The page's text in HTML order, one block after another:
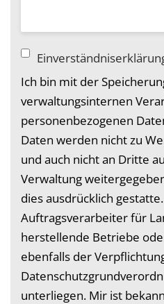
Ich bin mit der
verwaltungsinternen
personenbezogenen
Daten werden nicht zu
und auch nicht an Dritte
Verwaltung
dies ausdrücklich
Auftragsverarbeiter für
herstellende Betriebe
ebenfalls der
unterliegen. Mir ist